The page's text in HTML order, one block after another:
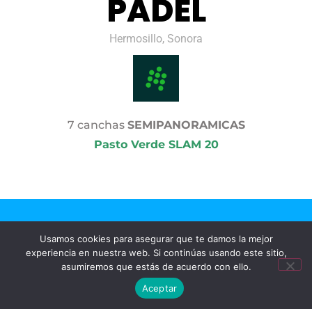
PADEL
Hermosillo, Sonora
7 canchas SEMIPANORAMICAS
Pasto Verde SLAM 20
Usamos cookies para asegurar que te damos la mejor
experiencia en nuestra web. Si continúas usando este sitio,
asumiremos que estás de acuerdo con ello.
Aceptar